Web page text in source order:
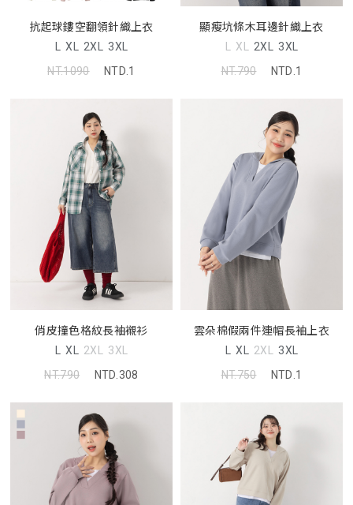
抗起球鏤空翻領針織上衣
L XL 2XL 3XL
NT.1090
NTD.1
顯瘦坑條木耳邊針織上衣
L XL 2XL 3XL
NT.790
NTD.1
俏皮撞色格紋長袖襯衫
L XL 2XL 3XL
NT.790
NTD.308
雲朵棉假兩件連帽長袖上衣
L XL 2XL 3XL
NT.750
NTD.1